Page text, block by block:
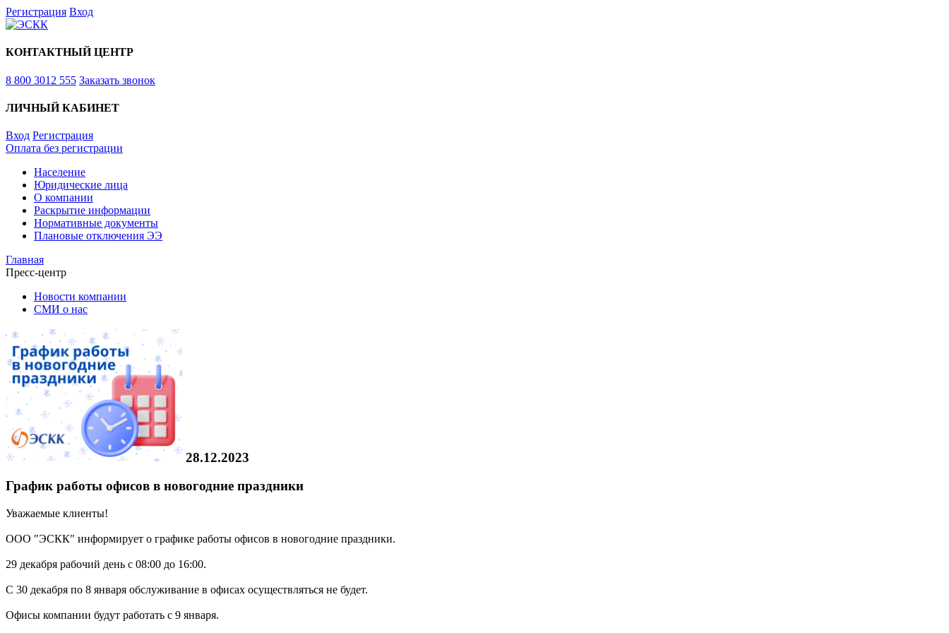
Регистрация Вход
КОНТАКТНЫЙ ЦЕНТР
8 800 3012 555 Заказать звонок
ЛИЧНЫЙ КАБИНЕТ
Вход Регистрация
Оплата без регистрации
Население
Юридические лица
О компании
Раскрытие информации
Нормативные документы
Плановые отключения ЭЭ
Главная
Пресс-центр
Новости компании
СМИ о нас
28.12.2023
График работы офисов в новогодние праздники
Уважаемые клиенты!
ООО "ЭСКК" информирует о графике работы офисов в новогодние праздники.
29 декабря рабочий день с 08:00 до 16:00.
С 30 декабря по 8 января обслуживание в офисах осуществляться не будет.
Офисы компании будут работать с 9 января.